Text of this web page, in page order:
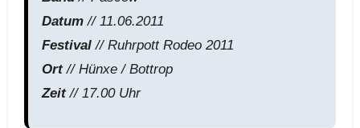
Datum// 11.06.2011
Festival// Ruhrpott Rodeo 2011
Ort// Hünxe / Bottrop
Zeit// 17.00 Uhr